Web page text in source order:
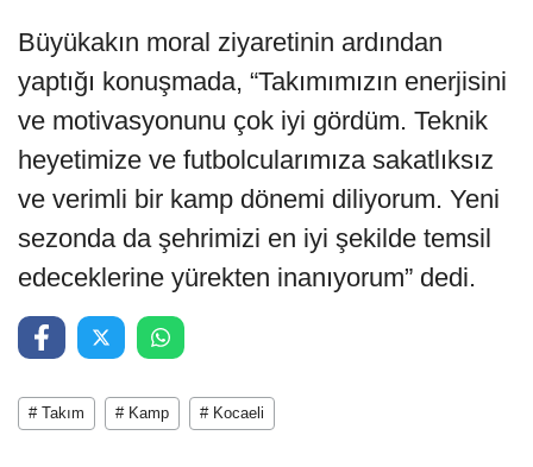
Büyükakın moral ziyaretinin ardından
yaptığı konuşmada, “Takımımızın enerjisini
ve motivasyonunu çok iyi gördüm. Teknik
heyetimize ve futbolcularımıza sakatlıksız
ve verimli bir kamp dönemi diliyorum. Yeni
sezonda da şehrimizi en iyi şekilde temsil
edeceklerine yürekten inanıyorum” dedi.
# Takım # Kamp # Kocaeli